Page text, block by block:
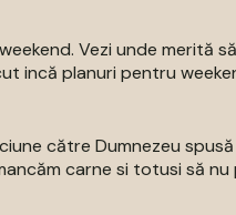
Vezi unde merită
incă planuri pentru
către Dumnezeu
carne si totusi să